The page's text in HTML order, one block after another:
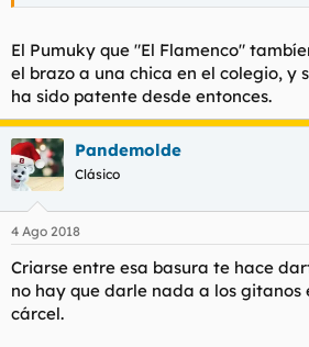
El Pumuky que "El Flamenco"
el brazo a una chica en el colegio, y
ha sido patente desde entonces.
Pandemolde
Clásico
4 Ago 2018
Criarse entre esa basura te hace
no hay que darle nada a los gitanos
cárcel.